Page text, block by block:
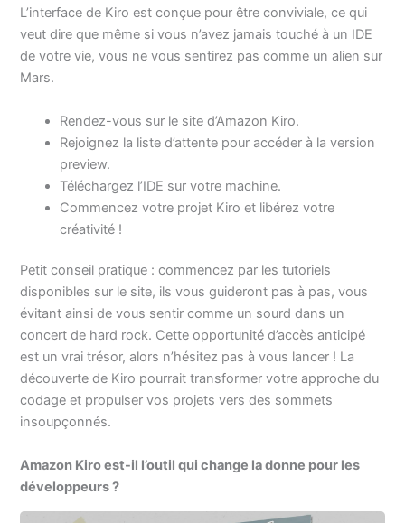
L’interface de Kiro est conçue pour être conviviale, ce qui
veut dire que même si vous n’avez jamais touché à un IDE
de votre vie, vous ne vous sentirez pas comme un alien sur
Mars.
Rendez-vous sur le site d’Amazon Kiro.
Rejoignez la liste d’attente pour accéder à la version
preview.
Téléchargez l’IDE sur votre machine.
Commencez votre projet Kiro et libérez votre
créativité !
Petit conseil pratique : commencez par les tutoriels
disponibles sur le site, ils vous guideront pas à pas, vous
évitant ainsi de vous sentir comme un sourd dans un
concert de hard rock. Cette opportunité d’accès anticipé
est un vrai trésor, alors n’hésitez pas à vous lancer ! La
découverte de Kiro pourrait transformer votre approche du
codage et propulser vos projets vers des sommets
insoupçonnés.
Amazon Kiro est-il l’outil qui change la donne pour les
développeurs ?